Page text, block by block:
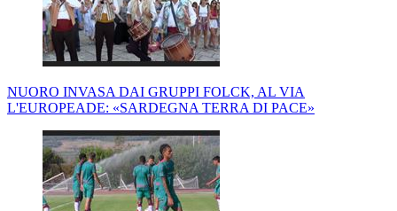
NUORO INVASA DAI GRUPPI FOLCK, AL VIA
L'EUROPEADE: «SARDEGNA TERRA DI PACE»